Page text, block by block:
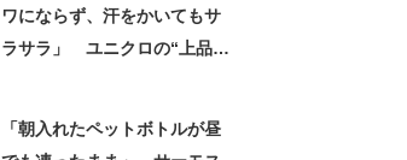
ワにならず、汗をかいてもサ
ラサラ」 ユニクロの“上品ワ
「朝入れたペットボトルが昼